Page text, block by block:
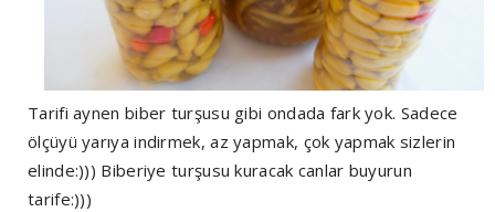
Tarifi aynen biber turşusu gibi ondada fark yok. Sadece
ölçüyü yarıya indirmek, az yapmak, çok yapmak sizlerin
elinde:))) Biberiye turşusu kuracak canlar buyurun
tarife:)))